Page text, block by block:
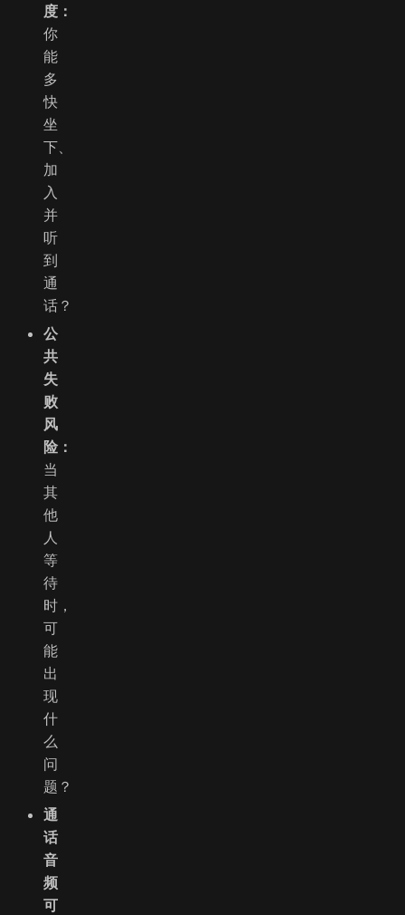
度：
你
能
多
快
坐
下、
加
入
并
听
到
通
话？
公
共
失
败
风
险：
当
其
他
人
等
待
时，
可
能
出
现
什
么
问
题？
通
话
音
频
可